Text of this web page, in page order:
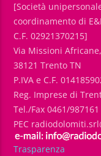
[Società
coordinamento di
C.F. 02921370215]
Via Missioni
38121 Trento TN
P.IVA e C.F.
Reg. Imprese di
Tel./Fax 0461/987161
PEC
Trasparenza